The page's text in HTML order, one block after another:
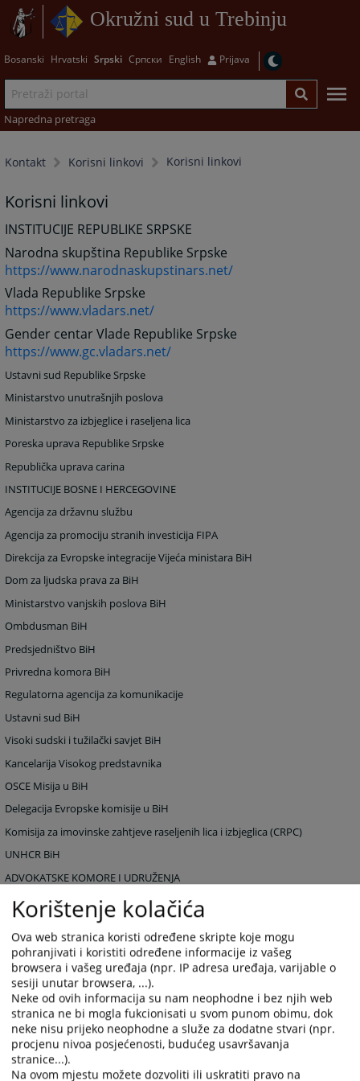
Okružni sud u Trebinju
Bosanski Hrvatski Srpski Српски English Prijava
Napredna pretraga
Kontakt Korisni linkovi Korisni linkovi
Korisni linkovi
INSTITUCIJE REPUBLIKE SRPSKE
Narodna skupština Republike Srpske
https://www.narodnaskupstinars.net/
Vlada Republike Srpske
https://www.vladars.net/
Gender centar Vlade Republike Srpske
https://www.gc.vladars.net/
Ustavni sud Republike Srpske
Ministarstvo unutrašnjih poslova
Ministarstvo za izbjeglice i raseljena lica
Poreska uprava Republike Srpske
Republička uprava carina
INSTITUCIJE BOSNE I HERCEGOVINE
Agencija za državnu službu
Agencija za promociju stranih investicija FIPA
Direkcija za Evropske integracije Vijeća ministara BiH
Dom za ljudska prava za BiH
Ministarstvo vanjskih poslova BiH
Ombdusman BiH
Predsjedništvo BiH
Privredna komora BiH
Regulatorna agencija za komunikacije
Ustavni sud BiH
Visoki sudski i tužilački savjet BiH
Kancelarija Visokog predstavnika
OSCE Misija u BiH
Delegacija Evropske komisije u BiH
Komisija za imovinske zahtjeve raseljenih lica i izbjeglica (CRPC)
UNHCR BiH
ADVOKATSKE KOMORE I UDRUŽENJA
ADVOKATSKA KOMORA REPUBLIKE SRPSKE
ADVOKATSKA KOMORA FEDERACIJE BOSNE I HERCEGOVINE
SUDSKA PRAKSA NA INTERNETU
BAZE PRAVNIH PROPISA
MEĐUNARODNE ORGANIZACIJE I SUDOVI
UJEDINJENE NACIJE
Korištenje kolačića
Ova web stranica koristi određene skripte koje mogu
pohranjivati i koristiti određene informacije iz vašeg
browsera i vašeg uređaja (npr. IP adresa uređaja, varijable o
sesiji unutar browsera, ...).
Neke od ovih informacija su nam neophodne i bez njih web
stranica ne bi mogla fukcionisati u svom punom obimu, dok
neke nisu prijeko neophodne a služe za dodatne stvari (npr.
procjenu nivoa posjećenosti, budućeg usavršavanja
stranice...).
Na ovom mjestu možete dozvoliti ili uskratiti pravo na